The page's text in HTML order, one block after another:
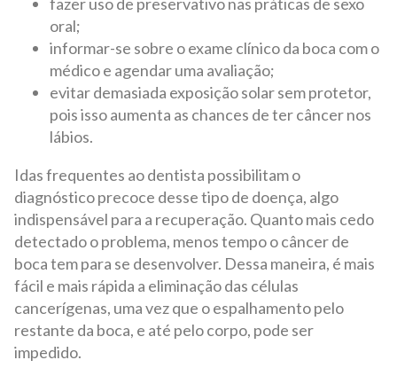
oral;
informar-se sobre o exame clínico da boca com o
médico e agendar uma avaliação;
evitar demasiada exposição solar sem protetor,
pois isso aumenta as chances de ter câncer nos
lábios.
Idas frequentes ao dentista possibilitam o
diagnóstico precoce desse tipo de doença, algo
indispensável para a recuperação. Quanto mais cedo
detectado o problema, menos tempo o câncer de
boca tem para se desenvolver. Dessa maneira, é mais
fácil e mais rápida a eliminação das células
cancerígenas, uma vez que o espalhamento pelo
restante da boca, e até pelo corpo, pode ser
impedido.